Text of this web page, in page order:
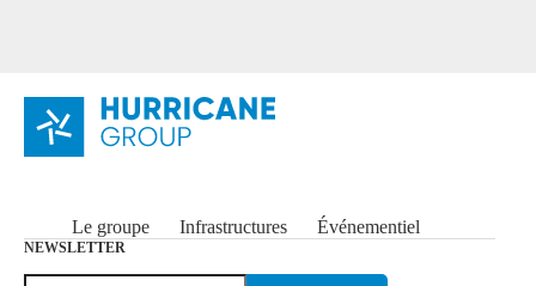
Le groupe Infrastructures Événementiel
NEWSLETTER